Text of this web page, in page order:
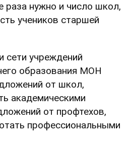
раза нужно и число школ,
учеников старшей
сети учреждений
образования МОН
от школ,
академическими
от профтехов,
профессиональными